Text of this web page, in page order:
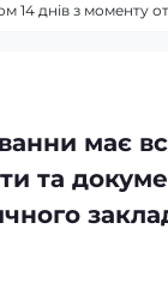
має
та
14 днів з моменту